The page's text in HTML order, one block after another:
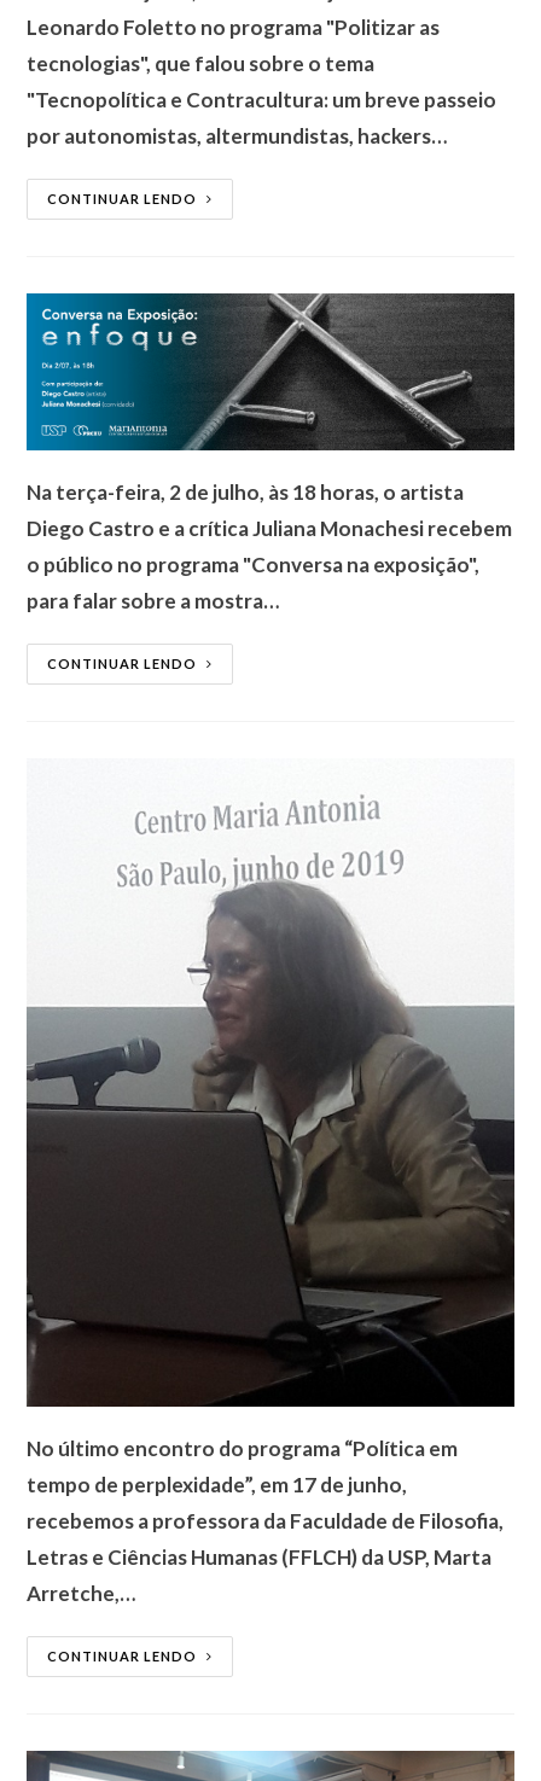
Leonardo Foletto no programa "Politizar as
tecnologias", que falou sobre o tema
"Tecnopolítica e Contracultura: um breve passeio
por autonomistas, altermundistas, hackers…
CONTINUAR LENDO
Na terça-feira, 2 de julho, às 18 horas, o artista
Diego Castro e a crítica Juliana Monachesi recebem
o público no programa "Conversa na exposição",
para falar sobre a mostra…
CONTINUAR LENDO
No último encontro do programa “Política em
tempo de perplexidade”, em 17 de junho,
recebemos a professora da Faculdade de Filosofia,
Letras e Ciências Humanas (FFLCH) da USP, Marta
Arretche,…
CONTINUAR LENDO